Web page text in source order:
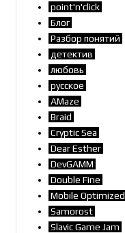
point'n'click
Блог
Разбор понятий
детектив
любовь
русское
AMaze
Braid
Cryptic Sea
Dear Esther
DevGAMM
Double Fine
Mobile Optimized
Samorost
Slavic Game Jam